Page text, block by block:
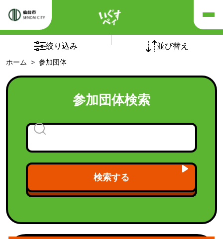
ホーム 参加団体
参加団体検索
検索する
絞り込み リセット
団体の種別
チームオレンジ(5)
フレイルサポーターチーム
認知症カフェ(94)
老人クラブ(1)
福祉団体(9)
「シニア世代向け健康づくり講座」受講後の活動継
並び替え
五十音順